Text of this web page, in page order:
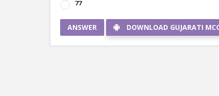
77
ANSWER DOWNLOAD GUJARATI